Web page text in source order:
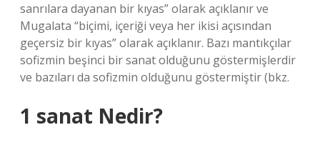
sanrılara dayanan bir kıyas” olarak açıklanır ve
Mugalata “biçimi, içeriği veya her ikisi açısından
geçersiz bir kıyas” olarak açıklanır. Bazı mantıkçılar
sofizmin beşinci bir sanat olduğunu göstermişlerdir
ve bazıları da sofizmin olduğunu göstermiştir (bkz.
1 sanat Nedir?